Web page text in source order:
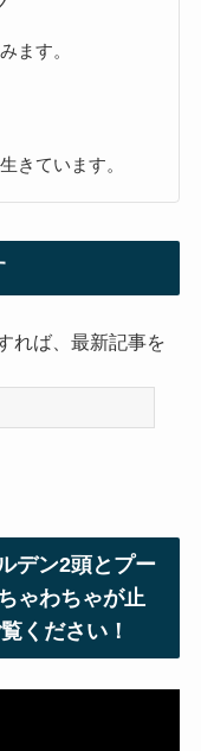
ます。
きています。
れば、最新記事を
デン2頭とプー
ゃわちゃが止
ください！